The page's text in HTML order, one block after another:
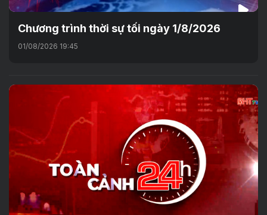
Chương trình thời sự tối ngày 1/8/2026
01/08/2026 19:45